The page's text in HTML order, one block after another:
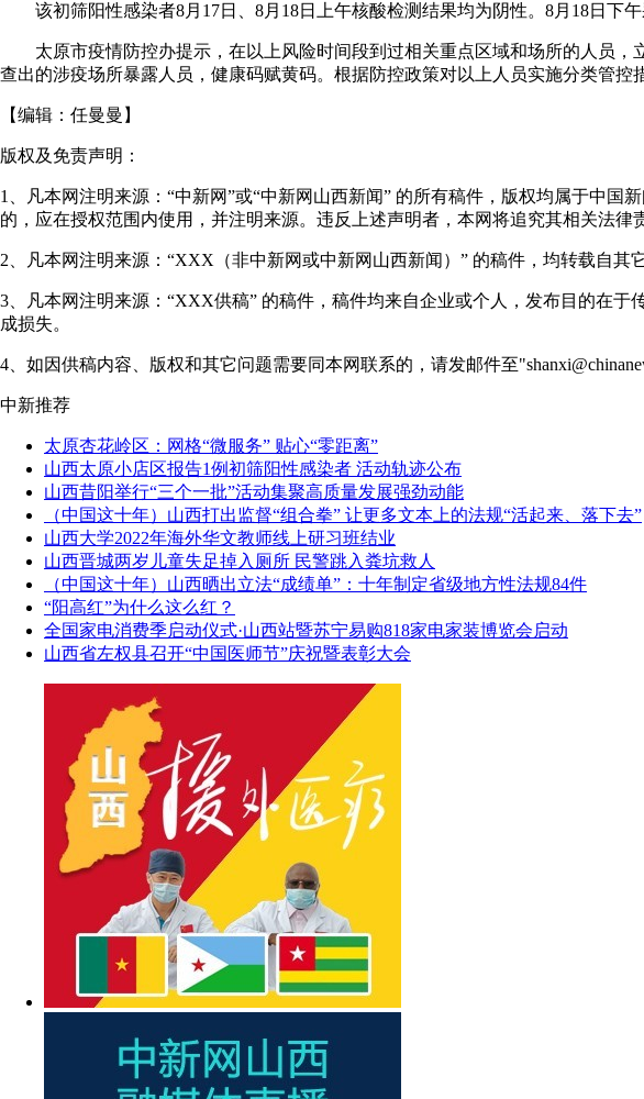
该初筛阳性感染者8月17日、8月18日上午核酸检测结果均为阴性。8月18日下午
太原市疫情防控办提示，在以上风险时间段到过相关重点区域和场所的人员，
查出的涉疫场所暴露人员，健康码赋黄码。根据防控政策对以上人员实施分类管控
【编辑： 任曼曼 】
版权及免责声明：
1、凡本网注明来源：“中新网”或“中新网山西新闻” 的所有稿件，版权均属于中
的，应在授权范围内使用，并注明来源。违反上述声明者，本网将追究其相关法律
2、凡本网注明来源：“XXX（非中新网或中新网山西新闻）” 的稿件，均转载自
3、凡本网注明来源：“XXX供稿” 的稿件，稿件均来自企业或个人，发布目的在
成损失。
4、如因供稿内容、版权和其它问题需要同本网联系的，请发邮件至
中新推荐
太原杏花岭区：网格“微服务” 贴心“零距离”
山西太原小店区报告1例初筛阳性感染者 活动轨迹公布
山西昔阳举行“三个一批”活动集聚高质量发展强劲动能
（中国这十年）山西打出监督“组合拳” 让更多文本上的法规“活起来、落下去”
山西大学2022年海外华文教师线上研习班结业
山西晋城两岁儿童失足掉入厕所 民警跳入粪坑救人
（中国这十年）山西晒出立法“成绩单”：十年制定省级地方性法规84件
“阳高红”为什么这么红？
全国家电消费季启动仪式·山西站暨苏宁易购818家电家装博览会启动
山西省左权县召开“中国医师节”庆祝暨表彰大会